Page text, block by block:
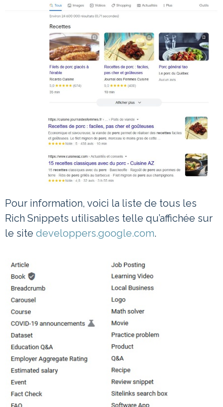
Pour information, voici la liste de tous les
Rich Snippets utilisables telle qu’affichée sur
le site developpers.google.com.